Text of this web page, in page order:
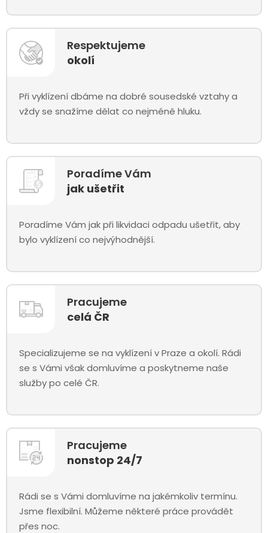
Respektujeme
okolí
Při vyklízení dbáme na dobré sousedské vztahy a
vždy se snažíme dělat co nejméně hluku.
Poradíme Vám
jak ušetřit
Poradíme Vám jak při likvidaci odpadu ušetřit, aby
bylo vyklízení co nejvýhodnější.
Pracujeme
celá ČR
Specializujeme se na vyklízení v Praze a okolí. Rádi
se s Vámi však domluvíme a poskytneme naše
služby po celé ČR.
Pracujeme
nonstop 24/7
Rádi se s Vámi domluvíme na jakémkoliv termínu.
Jsme flexibilní. Můžeme některé práce provádět
přes noc.